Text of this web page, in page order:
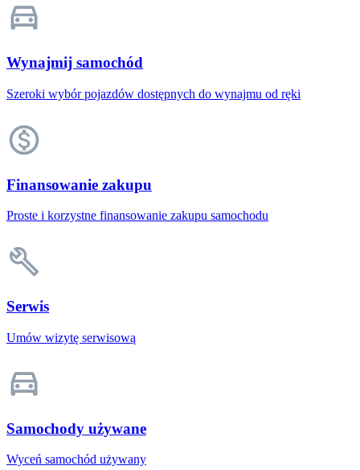
Wynajmij samochód
Szeroki wybór pojazdów dostępnych do wynajmu od ręki
Finansowanie zakupu
Proste i korzystne finansowanie zakupu samochodu
Serwis
Umów wizytę serwisową
Samochody używane
Wyceń samochód używany